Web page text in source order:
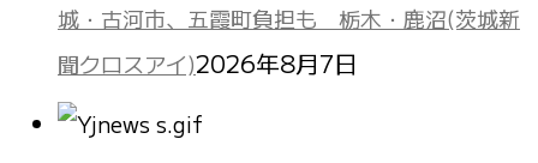
城・古河市、五霞町負担も 栃木・鹿沼(茨城新
聞クロスアイ)2026年8月7日